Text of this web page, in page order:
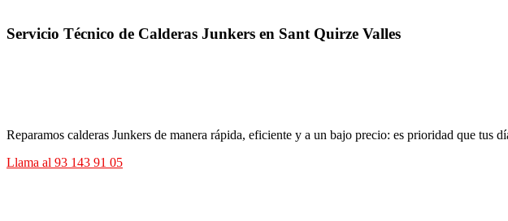
Servicio Técnico de Calderas Junkers en Sant Quirze Valles
Reparamos calderas Junkers de manera rápida, eficiente y a un bajo precio: es prioridad que tus
Llama al 93 143 91 05